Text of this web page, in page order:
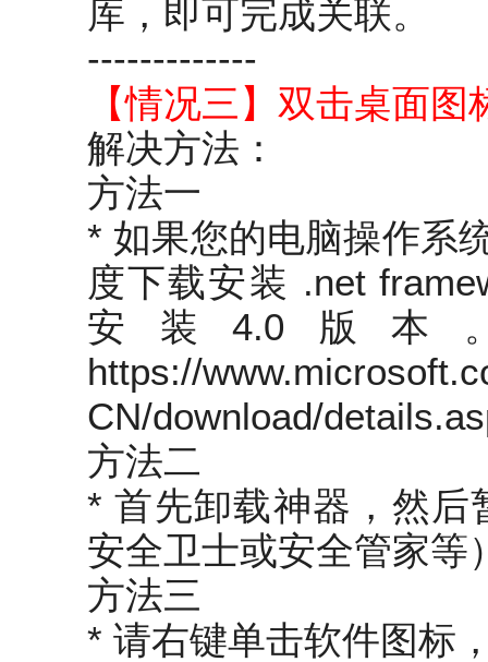
库，即可完成关联。
-------------
【情况三】双击桌面
解决方法：
方法一
* 如果您的电脑操作系
度下载安装 .net
安装4.0版本
https://
CN/download/
方法二
* 首先卸载神器，然后
安全卫士或安全管家等
方法三
* 请右键单击软件图标